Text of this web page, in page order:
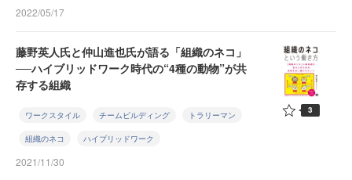
2022/05/17
藤野英人氏と仲山進也氏が語る「組織のネコ」
──ハイブリッドワーク時代の“4種の動物”が共
存する組織
ワークスタイル チームビルディング トラリーマン
組織のネコ ハイブリッドワーク
2021/11/30
3